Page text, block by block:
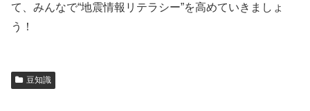
て、みんなで“地震情報リテラシー”を高めていきましょ
う！
豆知識